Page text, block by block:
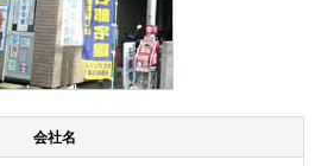
会社名